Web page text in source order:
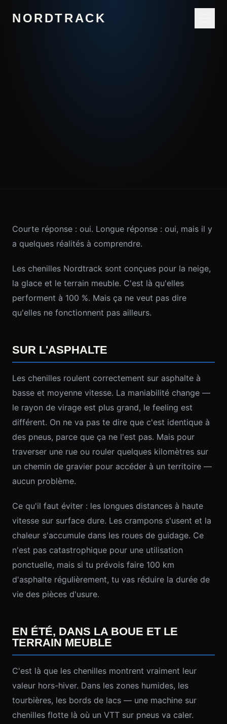
NORDTRACK
Courte réponse : oui. Longue réponse : oui, mais il y
a quelques réalités à comprendre.
Les chenilles Nordtrack sont conçues pour la neige,
la glace et le terrain meuble. C'est là qu'elles
performent à 100 %. Mais ça ne veut pas dire
qu'elles ne fonctionnent pas ailleurs.
SUR L'ASPHALTE
Les chenilles roulent correctement sur asphalte à
basse et moyenne vitesse. La maniabilité change —
le rayon de virage est plus grand, le feeling est
différent. On ne va pas te dire que c'est identique à
des pneus, parce que ça ne l'est pas. Mais pour
traverser une rue ou rouler quelques kilomètres sur
un chemin de gravier pour accéder à un territoire —
aucun problème.
Ce qu'il faut éviter : les longues distances à haute
vitesse sur surface dure. Les crampons s'usent et la
chaleur s'accumule dans les roues de guidage. Ce
n'est pas catastrophique pour une utilisation
ponctuelle, mais si tu prévois faire 100 km
d'asphalte régulièrement, tu vas réduire la durée de
vie des pièces d'usure.
EN ÉTÉ, DANS LA BOUE ET LE
TERRAIN MEUBLE
C'est là que les chenilles montrent vraiment leur
valeur hors-hiver. Dans les zones humides, les
tourbières, les bords de lacs — une machine sur
chenilles flotte là où un VTT sur pneus va caler.